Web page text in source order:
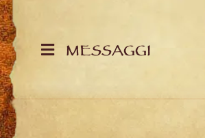
MESSAGGI